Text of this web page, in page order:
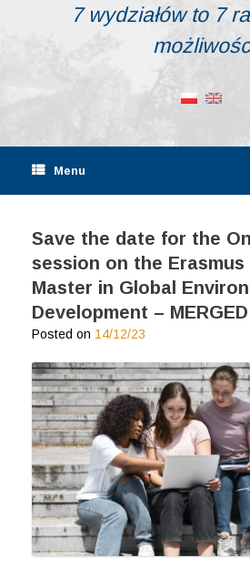
7 wydziałów to 7
Menu
Save the date for the
session on the Erasmus
Master in Global
Development – MERGED
Posted on 14/12/23